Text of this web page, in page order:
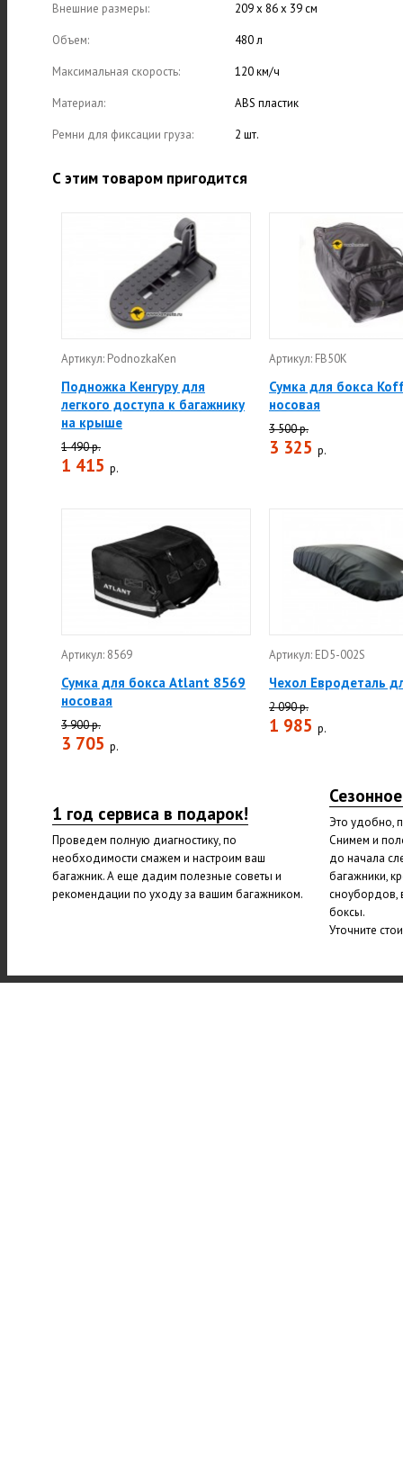
Внешние размеры: 209 х 86 х 39 см
Объем: 480 л
Максимальная скорость: 120 км/ч
Материал: ABS пластик
Ремни для фиксации груза: 2 шт.
С этим товаром пригодится
Артикул: PodnozkaKen
Подножка Кенгуру для
легкого доступа к багажнику
на крыше
1 490 р.
1 415 р.
Артикул: FB50K
Сумка для бокса
носовая
3 500 р.
3 325 р.
Артикул: 8569
Сумка для бокса Atlant 8569
носовая
3 900 р.
3 705 р.
Артикул: ED5-002S
Чехол Евродеталь
2 090 р.
1 985 р.
1 год сервиса в подарок!
Проведем полную диагностику, по
необходимости смажем и настроим ваш
багажник. А еще дадим полезные советы и
рекомендации по уходу за вашим багажником.
Это удобно,
Снимем и
до начала
багажники,
сноубордов,
боксы.
Уточните